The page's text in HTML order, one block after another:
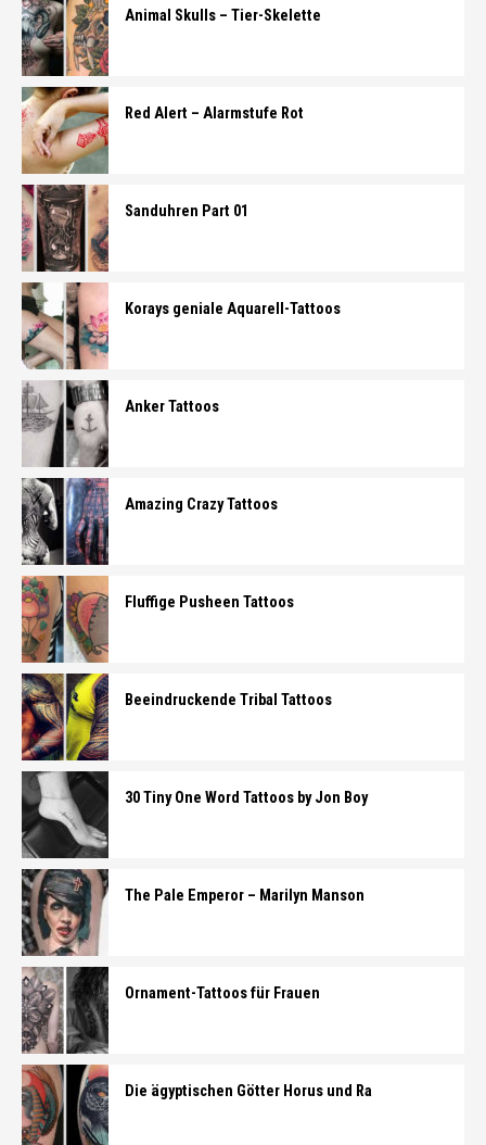
Animal Skulls – Tier-Skelette
Red Alert – Alarmstufe Rot
Sanduhren Part 01
Korays geniale Aquarell-Tattoos
Anker Tattoos
Amazing Crazy Tattoos
Fluffige Pusheen Tattoos
Beeindruckende Tribal Tattoos
30 Tiny One Word Tattoos by Jon Boy
The Pale Emperor – Marilyn Manson
Ornament-Tattoos für Frauen
Die ägyptischen Götter Horus und Ra